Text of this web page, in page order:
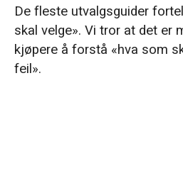
De fleste utvalgsguider
skal velge». Vi tror at det er
kjøpere å forstå «hva som
feil».